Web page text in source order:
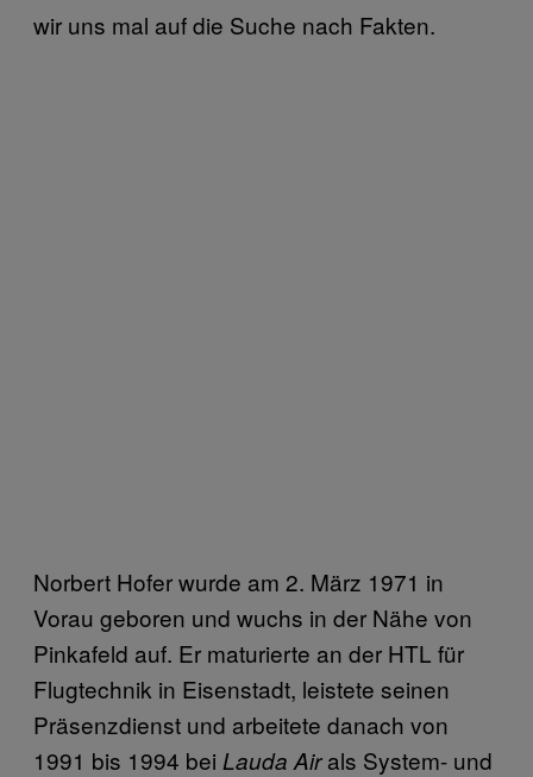
wir uns mal auf die Suche nach Fakten.
Norbert Hofer wurde am 2. März 1971 in
Vorau geboren und wuchs in der Nähe von
Pinkafeld auf. Er maturierte an der HTL für
Flugtechnik in Eisenstadt, leistete seinen
Präsenzdienst und arbeitete danach von
1991 bis 1994 bei Lauda Airals System- und